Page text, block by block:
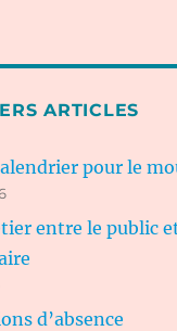
ARTICLES
pour le
entre le public
d’absence